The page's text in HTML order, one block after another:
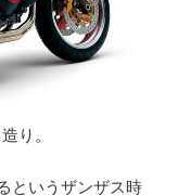
り。
というザンザス時